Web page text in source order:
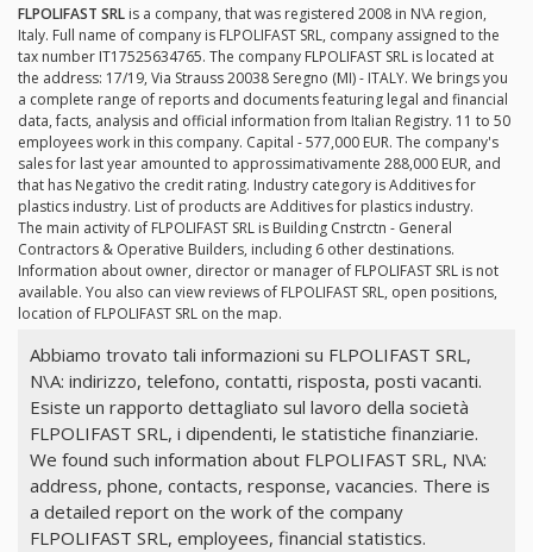
FLPOLIFAST SRL is a company, that was registered 2008 in N\A region,
Italy. Full name of company is FLPOLIFAST SRL, company assigned to the
tax number IT17525634765. The company FLPOLIFAST SRL is located at
the address: 17/19, Via Strauss 20038 Seregno (MI) - ITALY. We brings you
a complete range of reports and documents featuring legal and financial
data, facts, analysis and official information from Italian Registry. 11 to 50
employees work in this company. Capital - 577,000 EUR. The company's
sales for last year amounted to approssimativamente 288,000 EUR, and
that has Negativo the credit rating. Industry category is Additives for
plastics industry. List of products are Additives for plastics industry.
The main activity of FLPOLIFAST SRL is Building Cnstrctn - General
Contractors & Operative Builders, including 6 other destinations.
Information about owner, director or manager of FLPOLIFAST SRL is not
available. You also can view reviews of FLPOLIFAST SRL, open positions,
location of FLPOLIFAST SRL on the map.
Abbiamo trovato tali informazioni su FLPOLIFAST SRL,
N\A: indirizzo, telefono, contatti, risposta, posti vacanti.
Esiste un rapporto dettagliato sul lavoro della società
FLPOLIFAST SRL, i dipendenti, le statistiche finanziarie.
We found such information about FLPOLIFAST SRL, N\A:
address, phone, contacts, response, vacancies. There is
a detailed report on the work of the company
FLPOLIFAST SRL, employees, financial statistics.